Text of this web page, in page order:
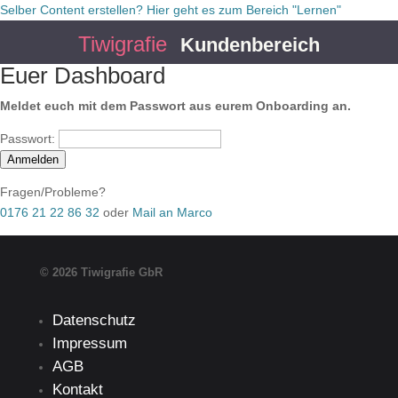
Selber Content erstellen? Hier geht es zum Bereich "Lernen"
Tiwigrafie Kundenbereich
Euer Dashboard
Meldet euch mit dem Passwort aus eurem Onboarding an.
Passwort:
Anmelden
Fragen/Probleme?
0176 21 22 86 32 oder Mail an Marco
© 2026 Tiwigrafie GbR
Datenschutz
Impressum
AGB
Kontakt